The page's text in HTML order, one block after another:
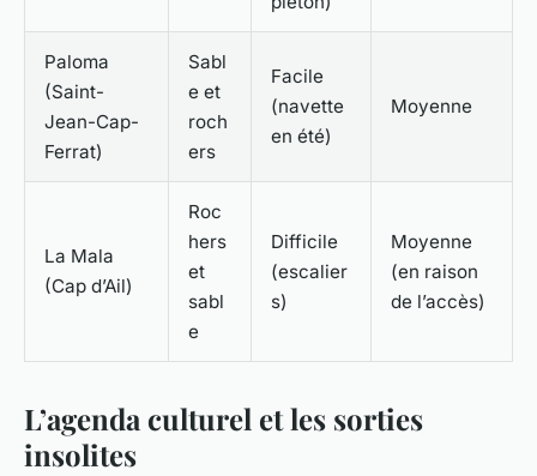
Paloma
(Saint-
Jean-Cap-
Ferrat)
Sabl
e et
roch
ers
Facile
(navette
en été)
Moyenne
La Mala
(Cap d’Ail)
Roc
hers
et
sabl
e
Difficile
(escalier
s)
Moyenne
(en raison
de l’accès)
L’agenda culturel et les sorties
insolites